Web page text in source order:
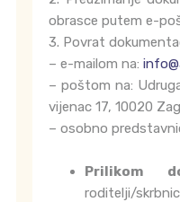
obrasce putem e-
3. Povrat
– e-mailom na:
– poštom na:
vijenac 17, 10020
– osobno
Prilikom
roditelji/